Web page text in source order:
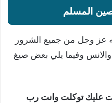
المسلم
عز وجل من جميع الشرور
وفيما يلي بعض صيغ
انت عليك توكلت وانت رب